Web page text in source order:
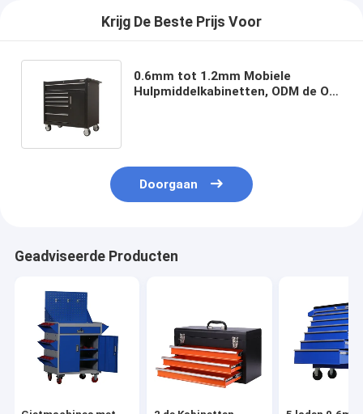
Krijg De Beste Prijs Voor
0.6mm tot 1.2mm Mobiele
Hulpmiddelkabinetten, ODM de Op
Doorgaan
Geadviseerde Producten